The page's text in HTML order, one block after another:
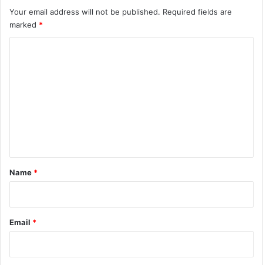
Your email address will not be published. Required fields are
marked *
*
Name *
Email *